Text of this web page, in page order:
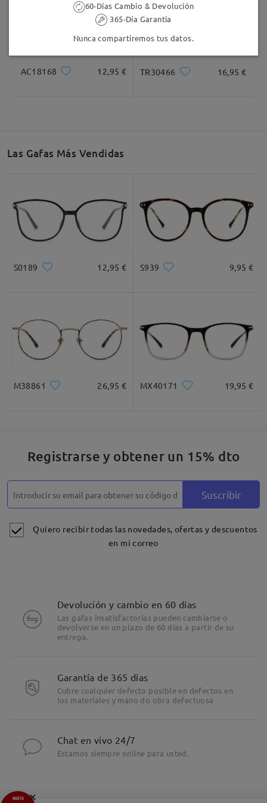
AC18168 12,95 € TR30466 16,95 €
Las Gafas Más Vendidas
S0189 12,95 € S939 9,95 €
M38861 26,95 € MX40171 19,95 €
Registrarse y obtener un 15% dto
Suscribir
Quiero recibir todas las novedades, ofertas y descuentos
en mi correo
Devolución y cambio en 60 días
Las gafas insatisfactorias pueden cambiarse o
devolverse en un plazo de 60 días a partir de su
entrega.
Garantía de 365 días
Cubre cualquier defecto posible en defectos en
los materiales y mano do obra defectuosa
Chat en vivo 24/7
Estamos siempre online para usted.
×
60-Días Cambio & Devolución
365-Día Garantía
Nunca compartiremos tus datos.